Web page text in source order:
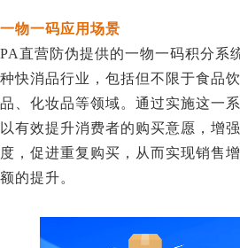
一物一码应用场景
PA直营防伪提供的一物一码积分系
种快消品行业，包括但不限于食品
品、化妆品等领域。通过实施这一
以有效提升消费者的购买意愿，增
度，促进重复购买，从而实现销售
额的提升。